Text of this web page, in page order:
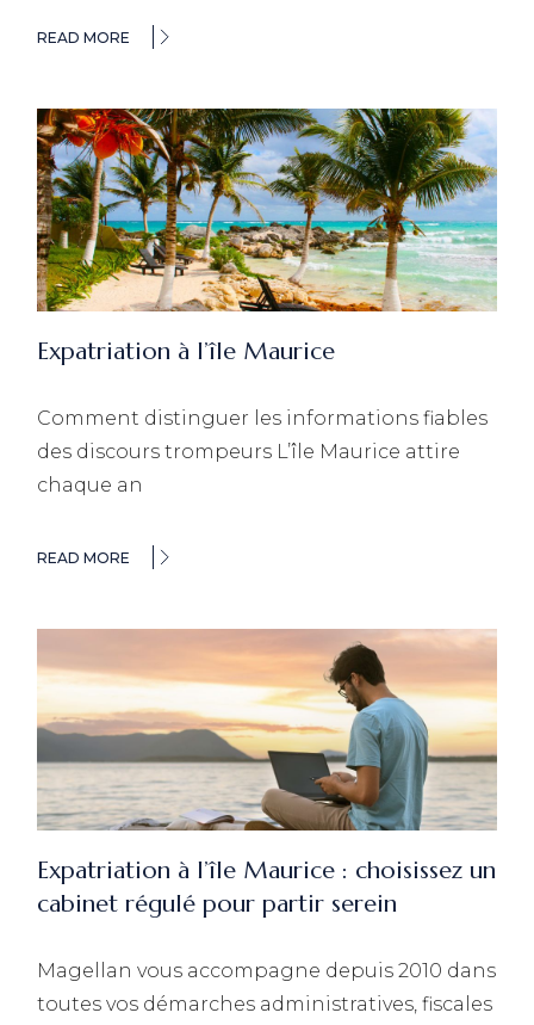
READ MORE
Expatriation à l’île Maurice
Comment distinguer les informations fiables
des discours trompeurs L’île Maurice attire
chaque an
READ MORE
Expatriation à l’île Maurice : choisissez un
cabinet régulé pour partir serein
Magellan vous accompagne depuis 2010 dans
toutes vos démarches administratives, fiscales